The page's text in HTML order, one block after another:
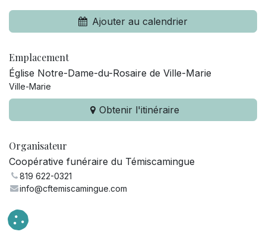
Ajouter au calendrier
Emplacement
Église Notre-Dame-du-Rosaire de Ville-Marie
Ville-Marie
Obtenir l'itinéraire
Organisateur
Coopérative funéraire du Témiscamingue
819 622-0321
info@cftemiscamingue.com